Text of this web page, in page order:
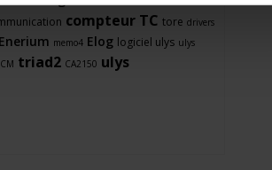
compteur TC tore drivers
Enerium memo4 Elog logiciel ulys ulys
triad2 CA2150 ulys